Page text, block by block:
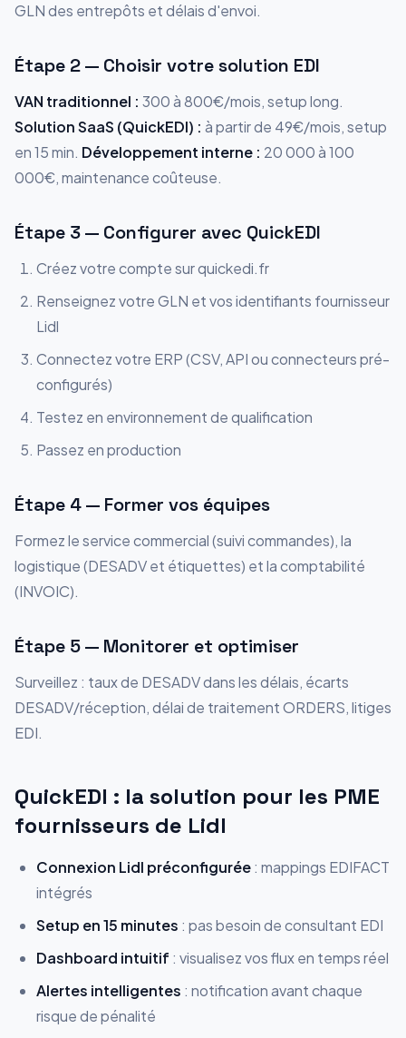
GLN des entrepôts et délais d'envoi.
Étape 2 — Choisir votre solution EDI
VAN traditionnel : 300 à 800€/mois, setup long.
Solution SaaS (QuickEDI) : à partir de 49€/mois, setup
en 15 min. Développement interne : 20 000 à 100
000€, maintenance coûteuse.
Étape 3 — Configurer avec QuickEDI
Créez votre compte sur quickedi.fr
Renseignez votre GLN et vos identifiants fournisseur
Lidl
Connectez votre ERP (CSV, API ou connecteurs pré-
configurés)
Testez en environnement de qualification
Passez en production
Étape 4 — Former vos équipes
Formez le service commercial (suivi commandes), la
logistique (DESADV et étiquettes) et la comptabilité
(INVOIC).
Étape 5 — Monitorer et optimiser
Surveillez : taux de DESADV dans les délais, écarts
DESADV/réception, délai de traitement ORDERS, litiges
EDI.
QuickEDI : la solution pour les PME
fournisseurs de Lidl
Connexion Lidl préconfigurée: mappings EDIFACT
intégrés
Setup en 15 minutes : pas besoin de consultant EDI
Dashboard intuitif : visualisez vos flux en temps réel
Alertes intelligentes : notification avant chaque
risque de pénalité